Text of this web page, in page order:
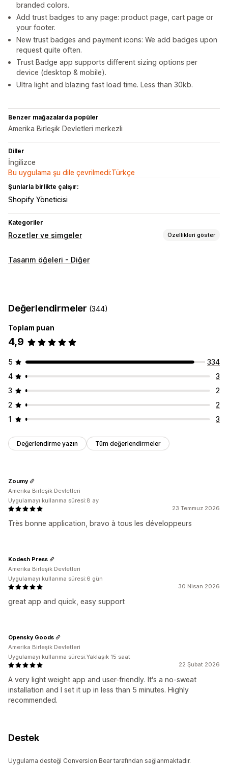
branded colors.
Add trust badges to any page: product page, cart page or
your footer.
New trust badges and payment icons: We add badges upon
request quite often.
Trust Badge app supports different sizing options per
device (desktop & mobile).
Ultra light and blazing fast load time. Less than 30kb.
Benzer mağazalarda popüler
Amerika Birleşik Devletleri merkezli
Diller
İngilizce
Bu uygulama şu dile çevrilmedi:Türkçe
Şunlarla birlikte çalışır:
Shopify Yöneticisi
Kategoriler
Rozetler ve simgeler Özellikleri göster
Simge türleri
Kenarlıklar
Renkler
Simge konumu
Otomatik konum
Tasarım öğeleri - Diğer
Değerlendirmeler (344)
Toplam puan
4,9
5
334
4
3
3
2
2
2
1
3
Değerlendirme yazın Tüm değerlendirmeler
23 Temmuz 2026
Très bonne application, bravo à tous les développeurs
Zoumy
Amerika Birleşik Devletleri
Uygulamayı kullanma süresi:8 ay
30 Nisan 2026
great app and quick, easy support
Kodesh Press
Amerika Birleşik Devletleri
Uygulamayı kullanma süresi:6 gün
22 Şubat 2026
A very light weight app and user-friendly. It's a no-sweat
installation and I set it up in less than 5 minutes. Highly
recommended.
Opensky Goods
Amerika Birleşik Devletleri
Uygulamayı kullanma süresi:Yaklaşık 15 saat
Destek
Uygulama desteği Conversion Bear tarafından sağlanmaktadır.